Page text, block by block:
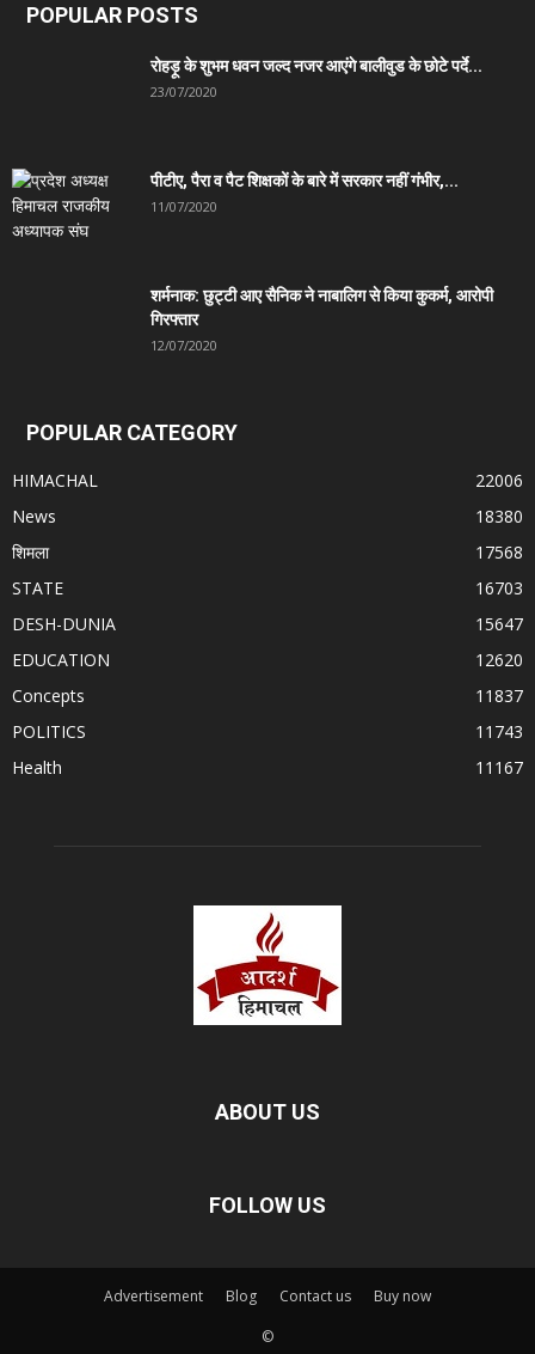
POPULAR POSTS
रोहड़ू के शुभम धवन जल्द नजर आएंगे बालीवुड के छोटे पर्दे...
23/07/2020
पीटीए, पैरा व पैट शिक्षकों के बारे में सरकार नहीं गंभीर,...
11/07/2020
शर्मनाक: छुट्टी आए सैनिक ने नाबालिग से किया कुकर्म, आरोपी
गिरफ्तार
12/07/2020
POPULAR CATEGORY
HIMACHAL
22006
News
18380
शिमला
17568
STATE
16703
DESH-DUNIA
15647
EDUCATION
12620
Concepts
11837
POLITICS
11743
Health
11167
ABOUT US
FOLLOW US
Advertisement Blog Contact us
Buy now
©